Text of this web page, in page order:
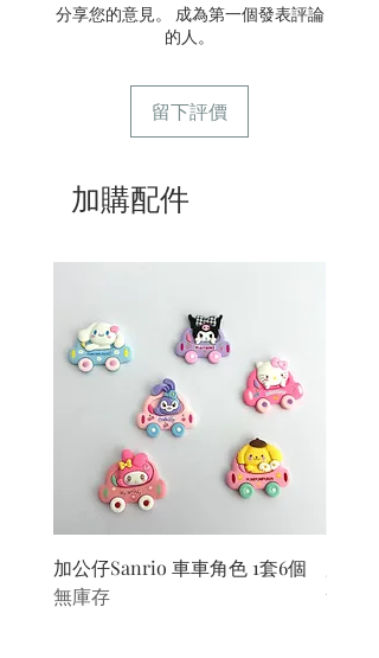
4/ 自取訂單：地址只需要填寫【葵芳
6/ 送貨訂單：本店只提供營業時間內送
貨。運費請參考常見問題
分享您的意見。 成為第一個發表評論
的人。
留下評價
加購配件
加公仔Sanrio 車車角色 1套6個
無庫存
無庫存